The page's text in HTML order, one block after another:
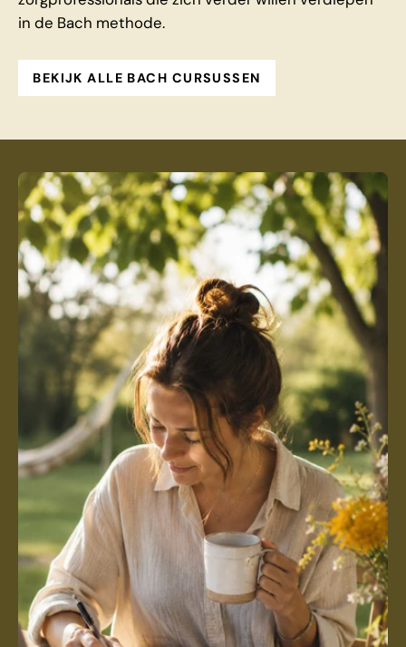
in de Bach methode.
BEKIJK ALLE BACH CURSUSSEN